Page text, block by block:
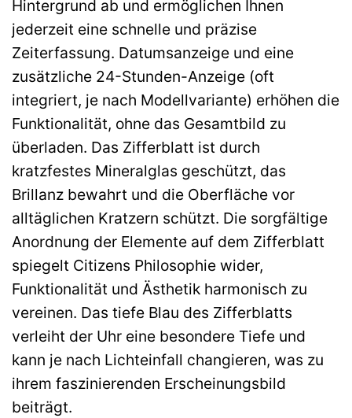
Hintergrund ab und ermöglichen Ihnen
jederzeit eine schnelle und präzise
Zeiterfassung. Datumsanzeige und eine
zusätzliche 24-Stunden-Anzeige (oft
integriert, je nach Modellvariante) erhöhen die
Funktionalität, ohne das Gesamtbild zu
überladen. Das Zifferblatt ist durch
kratzfestes Mineralglas geschützt, das
Brillanz bewahrt und die Oberfläche vor
alltäglichen Kratzern schützt. Die sorgfältige
Anordnung der Elemente auf dem Zifferblatt
spiegelt Citizens Philosophie wider,
Funktionalität und Ästhetik harmonisch zu
vereinen. Das tiefe Blau des Zifferblatts
verleiht der Uhr eine besondere Tiefe und
kann je nach Lichteinfall changieren, was zu
ihrem faszinierenden Erscheinungsbild
beiträgt.